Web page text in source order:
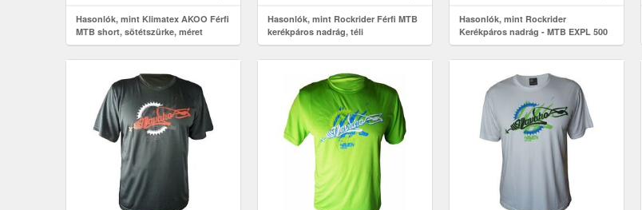
Hasonlók, mint Klimatex AKOO Férfi
MTB short, sötétszürke, méret
kerékpáros nadrág, black, xl
Hasonlók, mint Rockrider Férfi MTB
kerékpáros nadrág, téli
kerékpáros nadrág, black, 3xl
Hasonlók, mint Rockrider
Kerékpáros nadrág - MTB EXPL 500